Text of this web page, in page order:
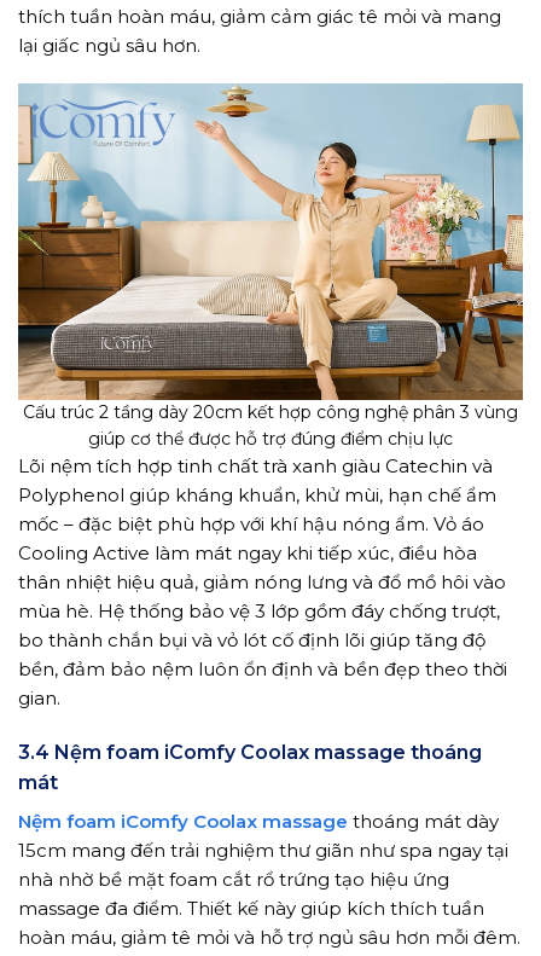
thích tuần hoàn máu, giảm cảm giác tê mỏi và mang
lại giấc ngủ sâu hơn.
Cấu trúc 2 tầng dày 20cm kết hợp công nghệ phân 3 vùng
giúp cơ thể được hỗ trợ đúng điểm chịu lực
Lõi nệm tích hợp tinh chất trà xanh giàu Catechin và
Polyphenol giúp kháng khuẩn, khử mùi, hạn chế ẩm
mốc – đặc biệt phù hợp với khí hậu nóng ẩm. Vỏ áo
Cooling Active làm mát ngay khi tiếp xúc, điều hòa
thân nhiệt hiệu quả, giảm nóng lưng và đổ mồ hôi vào
mùa hè. Hệ thống bảo vệ 3 lớp gồm đáy chống trượt,
bo thành chắn bụi và vỏ lót cố định lõi giúp tăng độ
bền, đảm bảo nệm luôn ổn định và bền đẹp theo thời
gian.
3.4 Nệm foam iComfy Coolax massage thoáng
mát
Nệm foam iComfy Coolax massage thoáng mát dày
15cm mang đến trải nghiệm thư giãn như spa ngay tại
nhà nhờ bề mặt foam cắt rổ trứng tạo hiệu ứng
massage đa điểm. Thiết kế này giúp kích thích tuần
hoàn máu, giảm tê mỏi và hỗ trợ ngủ sâu hơn mỗi đêm.